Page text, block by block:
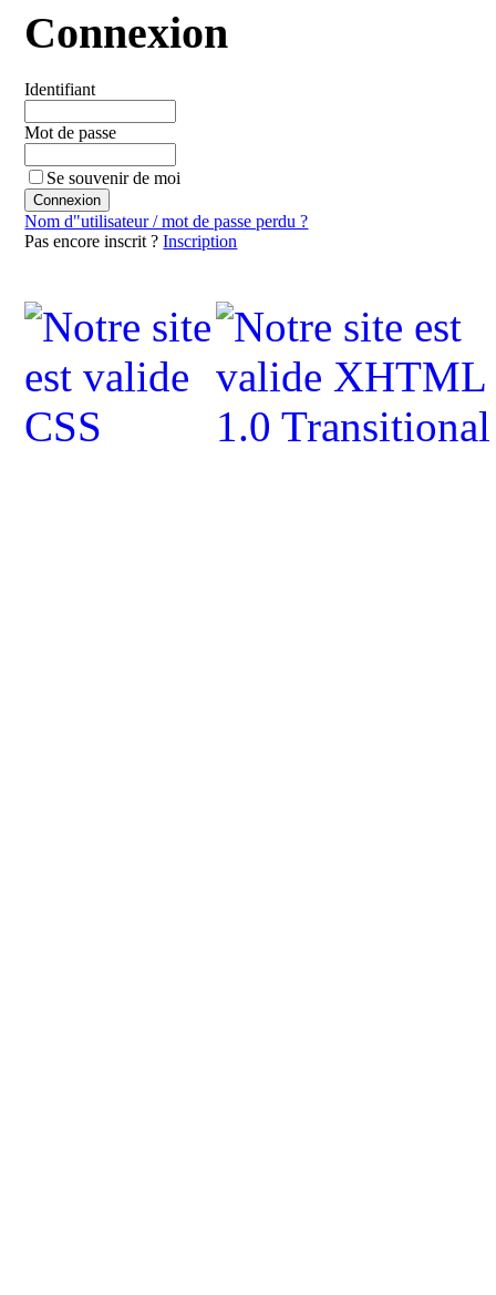
Connexion
Identifiant
Mot de passe
Se souvenir de moi
Nom d"utilisateur / mot de passe perdu ?
Pas encore inscrit ?Inscription